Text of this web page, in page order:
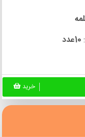
10عدد
خرید